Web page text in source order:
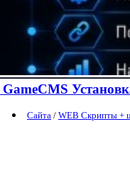
GameCMS
Сайта / WEB Скрипты +